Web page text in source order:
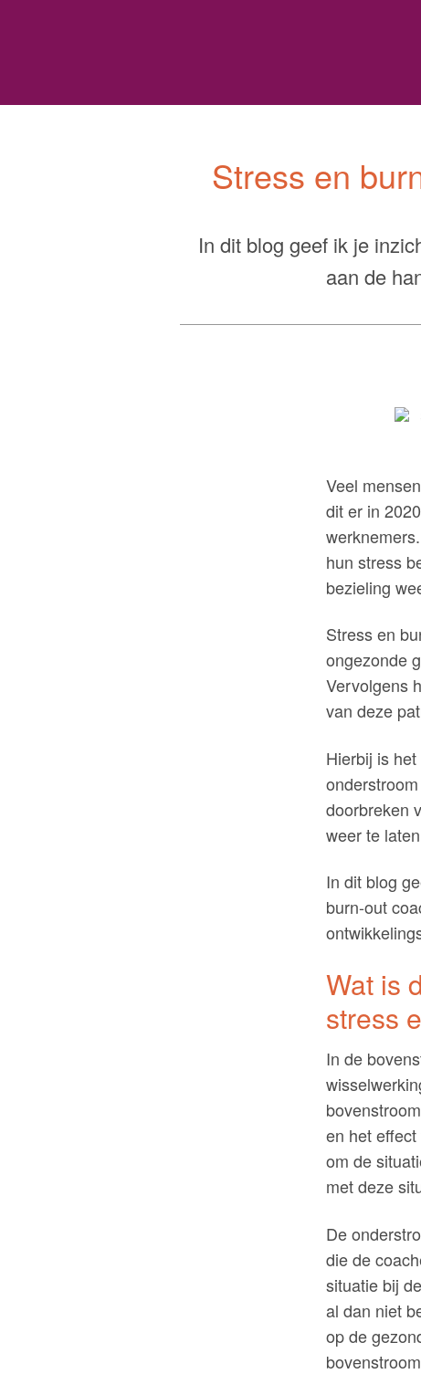
Stress en
In dit blog geef ik je
aan de
Veel
dit er in
hun stress
bezieling
Stress en
ongezonde
Vervolgens
van deze
Hierbij is
doorbreken
weer te
In dit blog
burn-out
Wat is
stress
In de
en het
om de
met deze
De
die de
situatie bij
al dan niet
op de